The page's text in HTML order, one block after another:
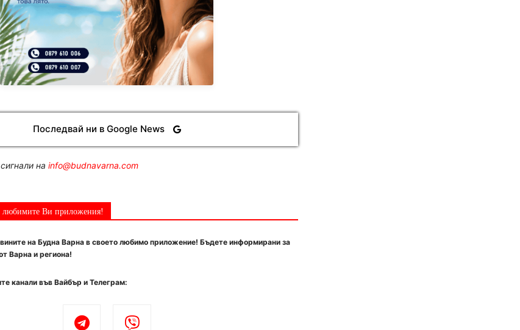
Последвай ни в Google News
на info@budnavarna.com
любимите Ви приложения!
на Будна Варна в своето любимо приложение! Бъдете информирани за
Варна и региона!
канали във Вайбър и Телеграм: